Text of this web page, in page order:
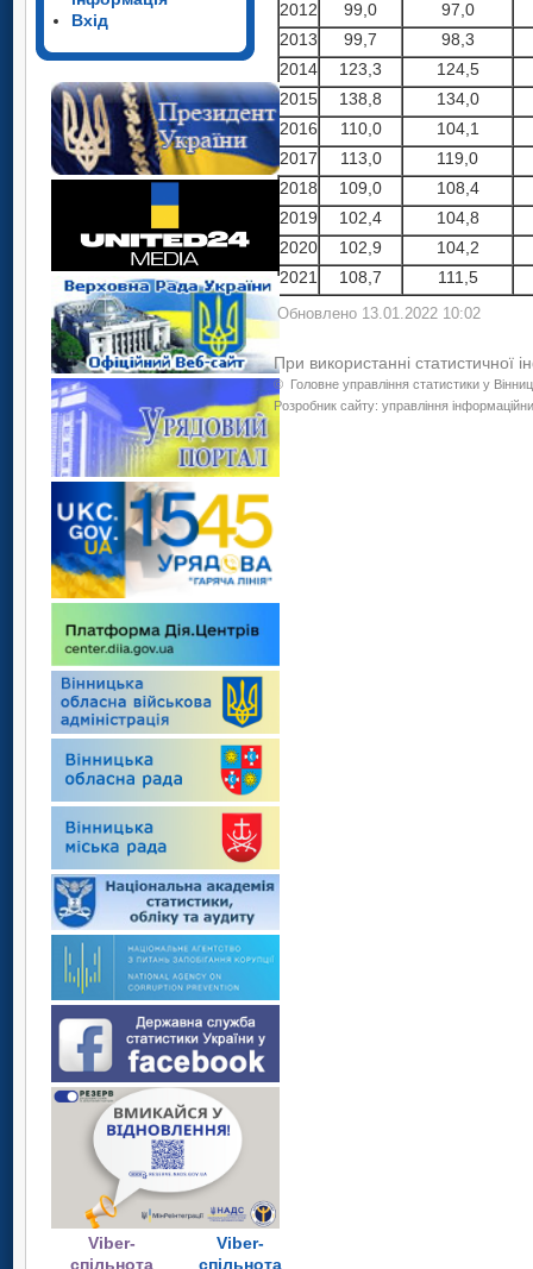
Вхід
Viber-
спільнота
Viber-
спільнота
2012
99,0
97,0
2013
99,7
98,3
2014
123,3
124,5
2015
138,8
134,0
2016
110,0
104,1
2017
113,0
119,0
2018
109,0
108,4
2019
102,4
104,8
2020
102,9
104,2
2021
108,7 111,5
Обновлено 13.01.2022 10:02
При використанні статистичної
© Головне управління статистики у
Розробник сайту: управління